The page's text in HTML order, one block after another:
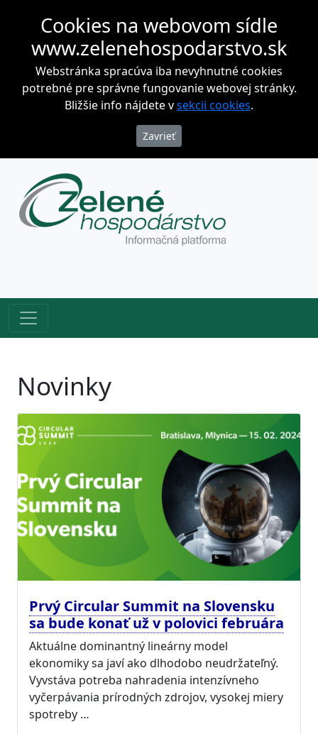
Cookies na webovom sídle
www.zelenehospodarstvo.sk
Webstránka spracúva iba nevyhnutné cookies
potrebné pre správne fungovanie webovej stránky.
Bližšie info nájdete vsekcii cookies.
Novinky
Prvý Circular Summit na Slovensku
sa bude konať už v polovici februára
Aktuálne dominantný lineárny model
ekonomiky sa javí ako dlhodobo neudržateľný.
Vyvstáva potreba nahradenia intenzívneho
vyčerpávania prírodných zdrojov, vysokej miery
spotreby …